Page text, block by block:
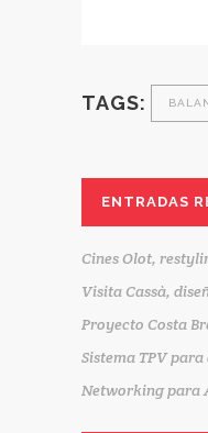
TAGS:
ENTRADAS
Cines Olot,
Visita Cassà,
Proyecto Costa
Sistema TPV
Networking para